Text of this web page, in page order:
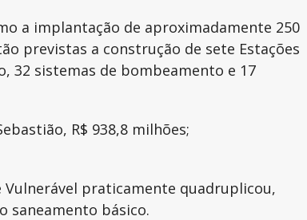
a implantação de aproximadamente 250
previstas a construção de sete Estações
32 sistemas de bombeamento e 17
R$ 938,8 milhões;
praticamente quadruplicou,
saneamento básico.